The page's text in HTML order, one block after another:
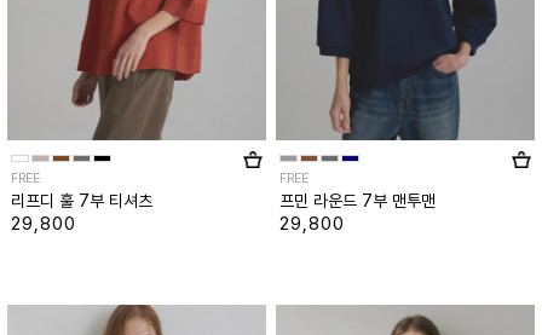
FREE
리프디 훌 7부 티셔츠
29,800
FREE
프민 라운드 7부 맨투맨
29,800